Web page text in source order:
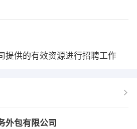
提供的有效资源进行招聘工作
外包有限公司